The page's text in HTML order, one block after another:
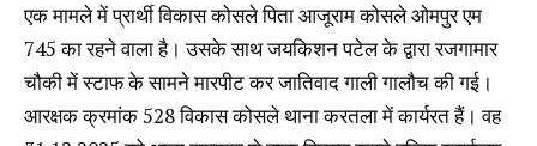
एक मामले में प्रार्थी विकास कोसले पिता आजूराम कोसले ओमपुर एम
745 का रहने वाला है। उसके साथ जयकिशन पटेल के द्वारा रजगामार
चौकी में स्टाफ के सामने मारपीट कर जातिवाद गाली गालौच की गई।
आरक्षक क्रमांक 528 विकास कोसले थाना करतला में कार्यरत हैं। वह